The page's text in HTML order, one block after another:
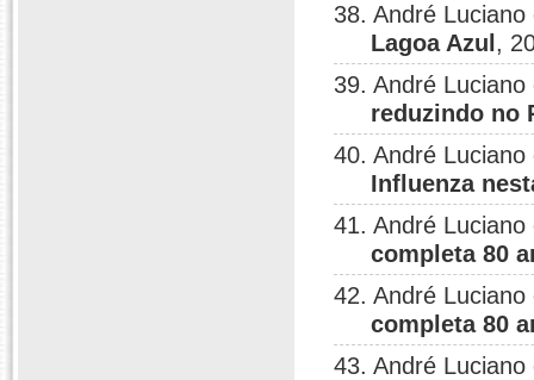
38. André
Lagoa Azul ,
39. André
reduzindo no
40. André
Influenza
41. André
completa 80
42. André
completa 80
43. André